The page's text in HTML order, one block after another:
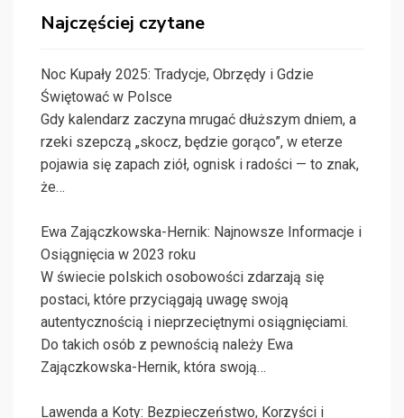
Najczęściej czytane
Noc Kupały 2025: Tradycje, Obrzędy i Gdzie
Świętować w Polsce
Gdy kalendarz zaczyna mrugać dłuższym dniem, a
rzeki szepczą „skocz, będzie gorąco”, w eterze
pojawia się zapach ziół, ognisk i radości — to znak,
że…
Ewa Zajączkowska-Hernik: Najnowsze Informacje i
Osiągnięcia w 2023 roku
W świecie polskich osobowości zdarzają się
postaci, które przyciągają uwagę swoją
autentycznością i nieprzeciętnymi osiągnięciami.
Do takich osób z pewnością należy Ewa
Zajączkowska-Hernik, która swoją…
Lawenda a Koty: Bezpieczeństwo, Korzyści i